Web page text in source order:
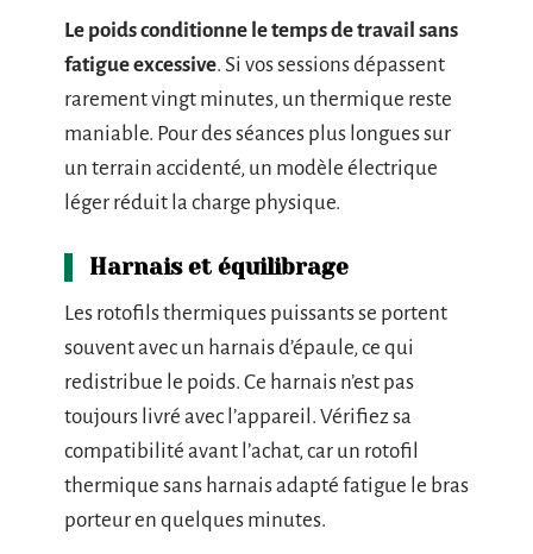
Le poids conditionne le temps de travail sans
fatigue excessive. Si vos sessions dépassent
rarement vingt minutes, un thermique reste
maniable. Pour des séances plus longues sur
un terrain accidenté, un modèle électrique
léger réduit la charge physique.
Harnais et équilibrage
Les rotofils thermiques puissants se portent
souvent avec un harnais d’épaule, ce qui
redistribue le poids. Ce harnais n’est pas
toujours livré avec l’appareil. Vérifiez sa
compatibilité avant l’achat, car un rotofil
thermique sans harnais adapté fatigue le bras
porteur en quelques minutes.